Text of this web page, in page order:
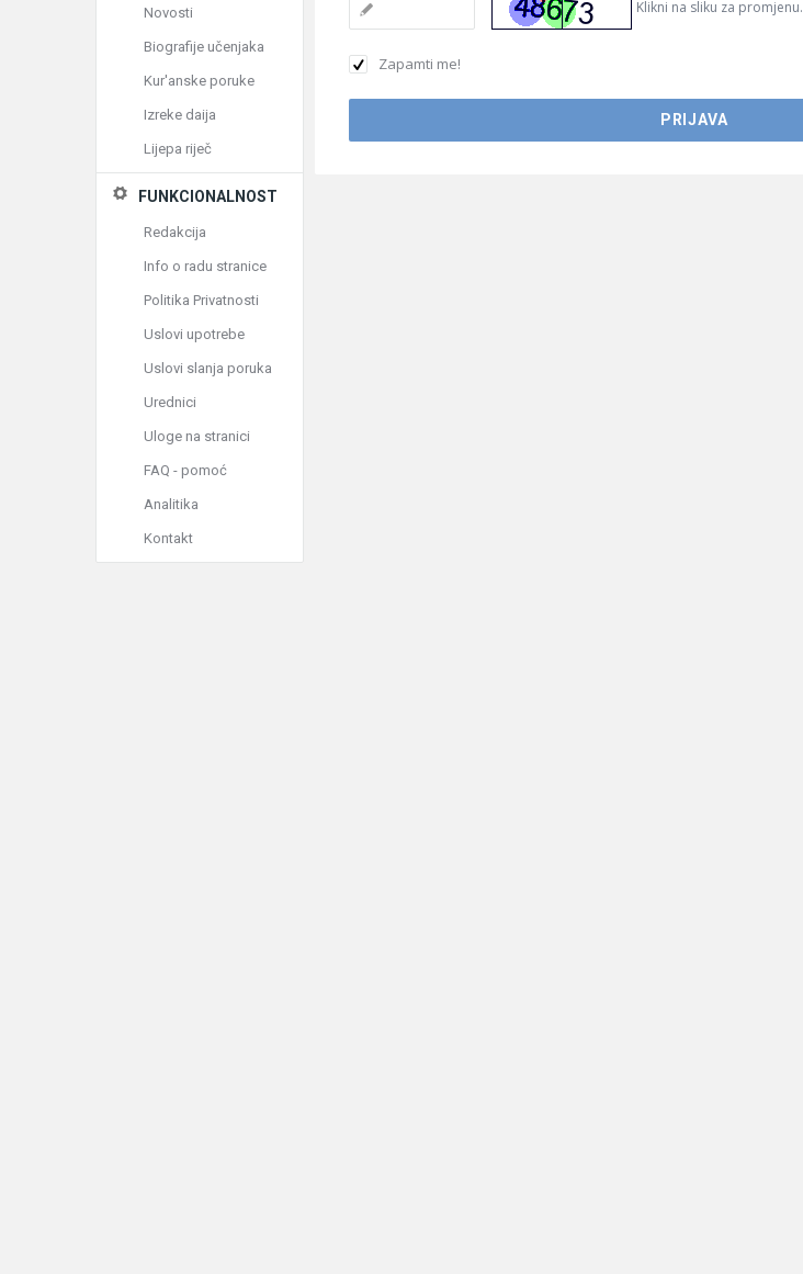
Klikni na sliku za promjenu.
Zapamti me!
Novosti
Biografije učenjaka
Kur'anske poruke
Izreke daija
Lijepa riječ
FUNKCIONALNOST
Redakcija
Info o radu stranice
Politika Privatnosti
Uslovi upotrebe
Uslovi slanja poruka
Urednici
Uloge na stranici
FAQ - pomoć
Analitika
Kontakt